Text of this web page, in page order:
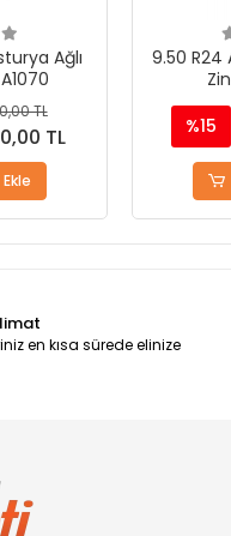
Ağlı Kar
TL
TL
325/80
Kar
%15
en kısa sürede elinize